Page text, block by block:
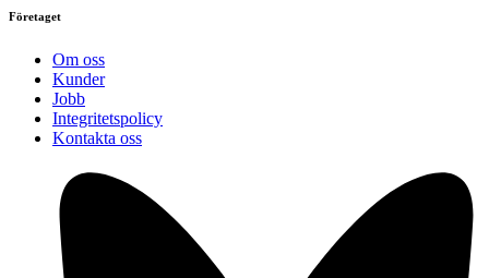
Företaget
Om oss
Kunder
Jobb
Integritetspolicy
Kontakta oss